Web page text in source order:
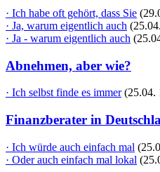
· Ich habe oft gehört, dass Sie
· Ja, warum eigentlich auch
· Ja - warum eigentlich auch
Abnehmen, aber wie?
· Ich selbst finde es immer (25.04.
Finanzberater in
· Ich würde auch einfach mal
· Oder auch einfach mal lokal